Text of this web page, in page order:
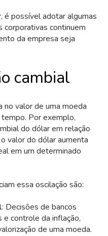
possível adotar algumas
corporativas continuem
da empresa seja
cambial
no valor de uma moeda
Por exemplo,
do dólar em relação
valor do dólar aumenta
em um determinado
essa oscilação são:
: Decisões de bancos
e controle da inflação,
de uma moeda.